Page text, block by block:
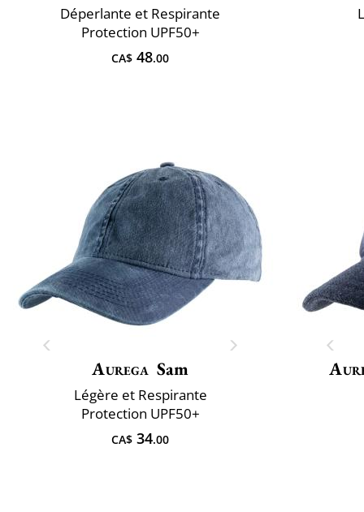
Déperlante et Respirante
Protection UPF50+
CA$ 48.00
Aurega Sam
Légère et Respirante
Protection UPF50+
CA$ 34.00